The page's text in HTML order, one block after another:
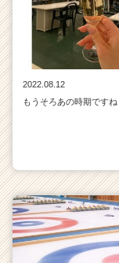
2022.08.12
もうそろあの時期ですね